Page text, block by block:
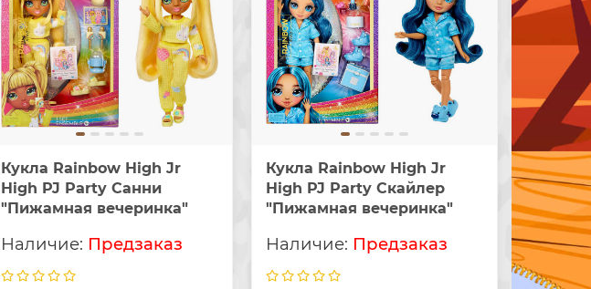
Кукла Rainbow High Jr
High PJ Party Санни
"Пижамная вечеринка"
Предзаказ
Кукла Rainbow High Jr
High PJ Party Скайлер
"Пижамная вечеринка"
Предзаказ
Кукла
High